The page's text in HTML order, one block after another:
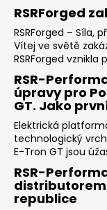
RSRForged
RSRForged – Síla,
Vítej ve světě
RSRForged vznikla
RSR-
úpravy pro
GT. Jako
Elektrická
technologický
E-Tron GT jsou
RSR-
distributorem
republice